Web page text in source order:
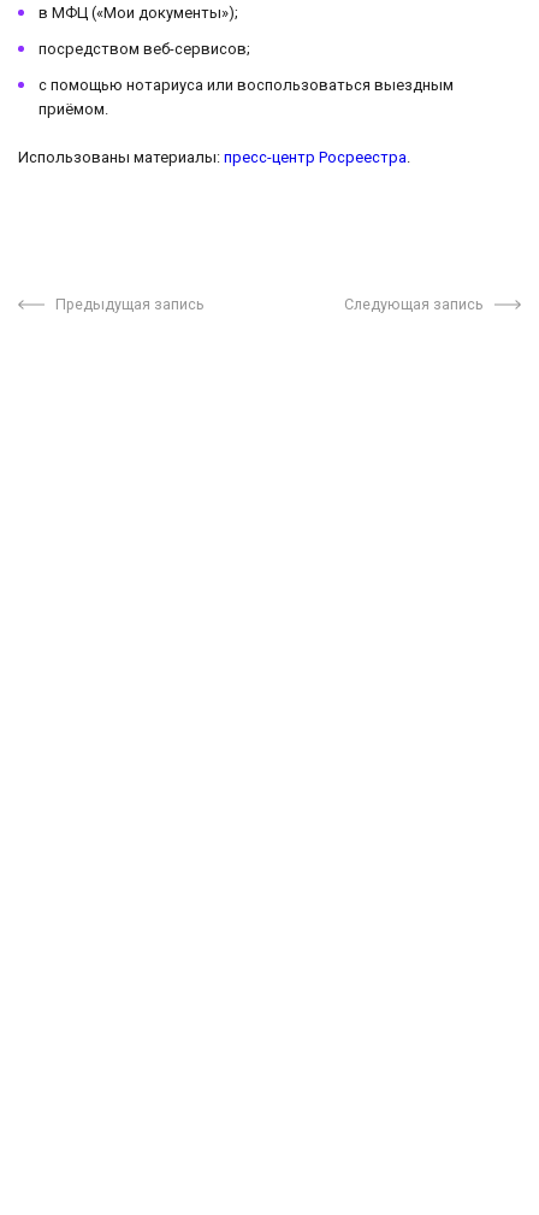
в МФЦ («Мои документы»);
посредством веб-сервисов;
с помощью нотариуса или воспользоваться выездным
приёмом.
Использованы материалы: пресс-центр Росреестра.
Предыдущая запись Следующая запись